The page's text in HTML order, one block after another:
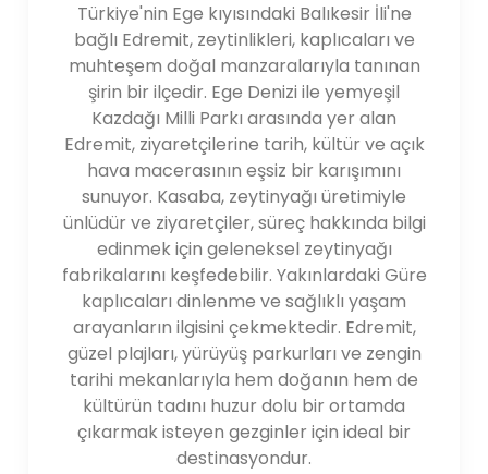
Türkiye'nin Ege kıyısındaki Balıkesir İli'ne
bağlı Edremit, zeytinlikleri, kaplıcaları ve
muhteşem doğal manzaralarıyla tanınan
şirin bir ilçedir. Ege Denizi ile yemyeşil
Kazdağı Milli Parkı arasında yer alan
Edremit, ziyaretçilerine tarih, kültür ve açık
hava macerasının eşsiz bir karışımını
sunuyor. Kasaba, zeytinyağı üretimiyle
ünlüdür ve ziyaretçiler, süreç hakkında bilgi
edinmek için geleneksel zeytinyağı
fabrikalarını keşfedebilir. Yakınlardaki Güre
kaplıcaları dinlenme ve sağlıklı yaşam
arayanların ilgisini çekmektedir. Edremit,
güzel plajları, yürüyüş parkurları ve zengin
tarihi mekanlarıyla hem doğanın hem de
kültürün tadını huzur dolu bir ortamda
çıkarmak isteyen gezginler için ideal bir
destinasyondur.